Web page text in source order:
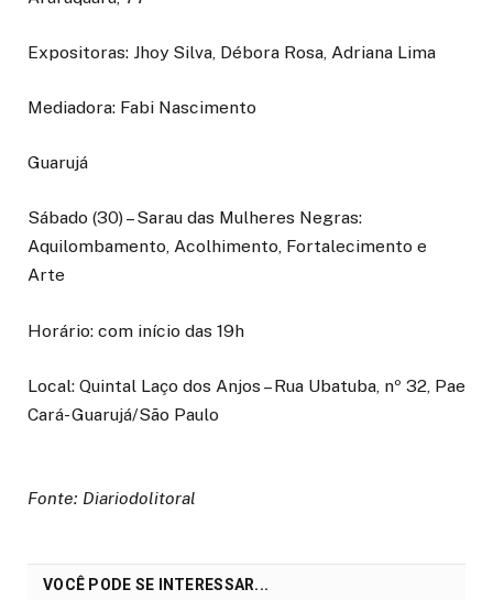
Expositoras: Jhoy Silva, Débora Rosa, Adriana Lima
Mediadora: Fabi Nascimento
Guarujá
Sábado (30) – Sarau das Mulheres Negras:
Aquilombamento, Acolhimento, Fortalecimento e
Arte
Horário: com início das 19h
Local: Quintal Laço dos Anjos – Rua Ubatuba, nº 32, Pae
Cará- Guarujá/São Paulo
Fonte: Diariodolitoral
VOCÊ PODE SE INTERESSAR...